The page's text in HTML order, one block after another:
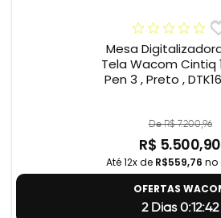
Mesa
Tela Wacom Cintiq
Pen 3 , Preto ,
De R$ 7.200,96
R$ 5.500,90
Até 12x de R$559,76 no
OFERTAS
2 Dias 0:12:41